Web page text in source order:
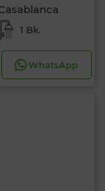
1 Bk.
WhatsApp